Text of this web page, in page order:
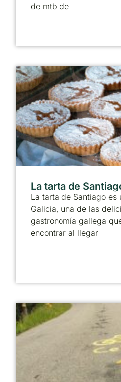
de mtb de
La tarta de
La tarta de Santiago
Galicia, una de las
gastronomía gallega
encontrar al llegar